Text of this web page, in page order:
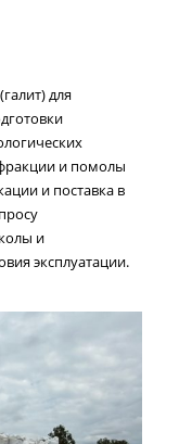
для
и помолы
и поставка в
и
эксплуатации.